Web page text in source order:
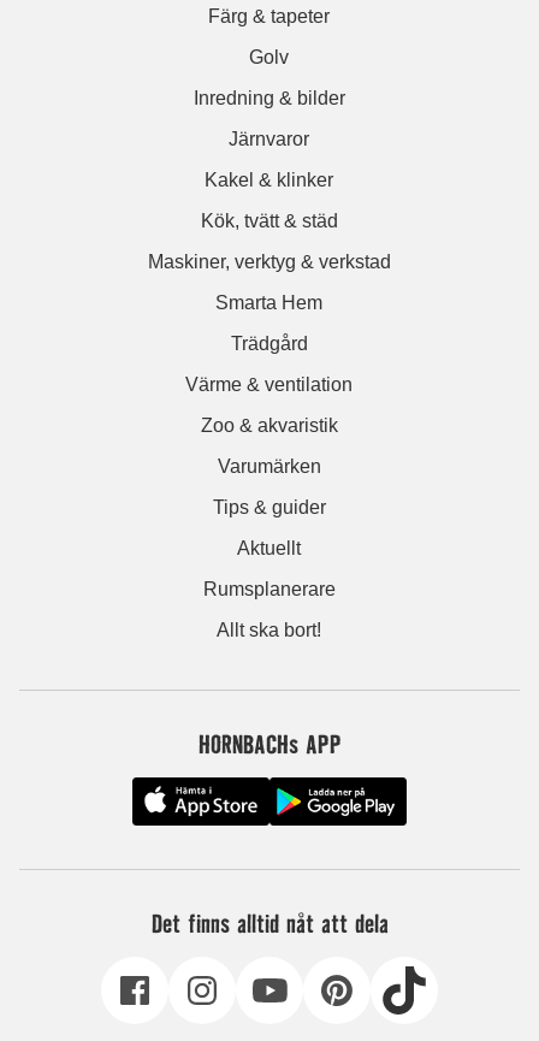
Färg & tapeter
Golv
Inredning & bilder
Järnvaror
Kakel & klinker
Kök, tvätt & städ
Maskiner, verktyg & verkstad
Smarta Hem
Trädgård
Värme & ventilation
Zoo & akvaristik
Varumärken
Tips & guider
Aktuellt
Rumsplanerare
Allt ska bort!
HORNBACHs APP
Det finns alltid nåt att dela